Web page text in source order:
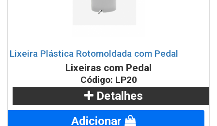
Lixeira Plástica Rotomoldada com Pedal
Lixeiras com Pedal
Código: LP20
Detalhes
Adicionar